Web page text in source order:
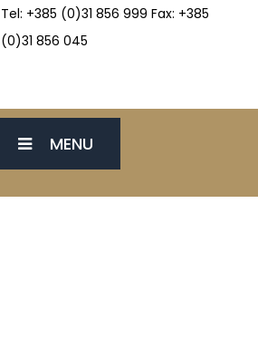
Tel: +385 (0)31 856 999 Fax: +385
(0)31 856 045
MENU